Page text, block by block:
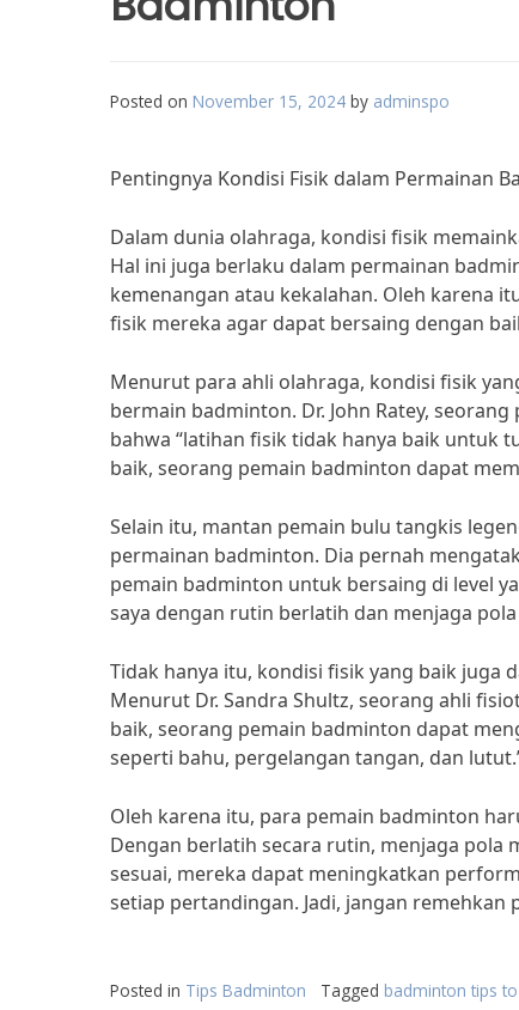
Posted on November 15, 2024 by adminspo
Pentingnya Kondisi Fisik dalam Permainan
Dalam dunia olahraga, kondisi fisik
Hal ini juga berlaku dalam permainan
kemenangan atau kekalahan. Oleh karena
fisik mereka agar dapat bersaing dengan
Menurut para ahli olahraga, kondisi fisik
bermain badminton. Dr. John Ratey,
bahwa “latihan fisik tidak hanya baik untuk
baik, seorang pemain badminton dapat
Selain itu, mantan pemain bulu tangkis
permainan badminton. Dia pernah
pemain badminton untuk bersaing di level
saya dengan rutin berlatih dan menjaga
Tidak hanya itu, kondisi fisik yang baik juga
Menurut Dr. Sandra Shultz, seorang ahli
baik, seorang pemain badminton dapat
seperti bahu, pergelangan tangan, dan
Oleh karena itu, para pemain badminton
Dengan berlatih secara rutin, menjaga pola
sesuai, mereka dapat meningkatkan
setiap pertandingan. Jadi, jangan
Posted in Tips Badminton Tagged badminton tips